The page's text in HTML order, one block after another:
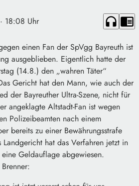
· 18:08 Uhr headphones chrome_reader_mode
einen Fan der SpVgg Bayreuth ist
ausgeblieben. Eigentlich hatte der
(14.8.) den „wahren Täter“
Gericht hat den Mann, wie auch der
der Bayreuther Ultra-Szene, nicht für
angeklagte Altstadt-Fan ist wegen
Polizeibeamten nach einem
bereits zu einer Bewährungsstrafe
hat das Verfahren jetzt in
Geldauflage abgewiesen.